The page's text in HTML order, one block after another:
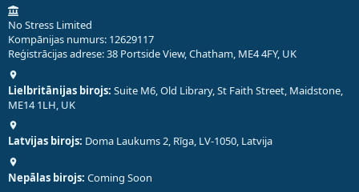
No Stress Limited
Kompānijas numurs: 12629117
Reģistrācijas adrese: 38 Portside View, Chatham, ME4 4FY, UK
Lielbritānijas birojs: Suite M6, Old Library, St Faith Street, Maidstone,
ME14 1LH, UK
Latvijas birojs: Doma Laukums 2, Rīga, LV-1050, Latvija
Nepālas birojs: Coming Soon